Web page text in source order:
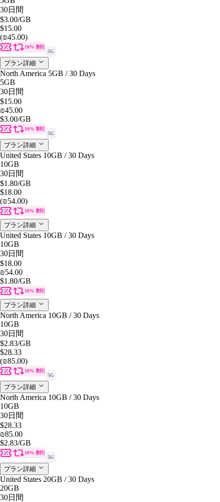
30日間
$3.00/GB
$15.00
(₪45.00)
10% 割引
5G
プラン詳細
North America 5GB / 30 Days
5GB
30日間
$15.00
₪45.00
$3.00/GB
10% 割引
5G
プラン詳細
United States 10GB / 30 Days
10GB
30日間
$1.80/GB
$18.00
(₪54.00)
10% 割引
プラン詳細
United States 10GB / 30 Days
10GB
30日間
$18.00
₪54.00
$1.80/GB
10% 割引
プラン詳細
North America 10GB / 30 Days
10GB
30日間
$2.83/GB
$28.33
(₪85.00)
10% 割引
5G
プラン詳細
North America 10GB / 30 Days
10GB
30日間
$28.33
₪85.00
$2.83/GB
10% 割引
5G
プラン詳細
United States 20GB / 30 Days
20GB
30日間